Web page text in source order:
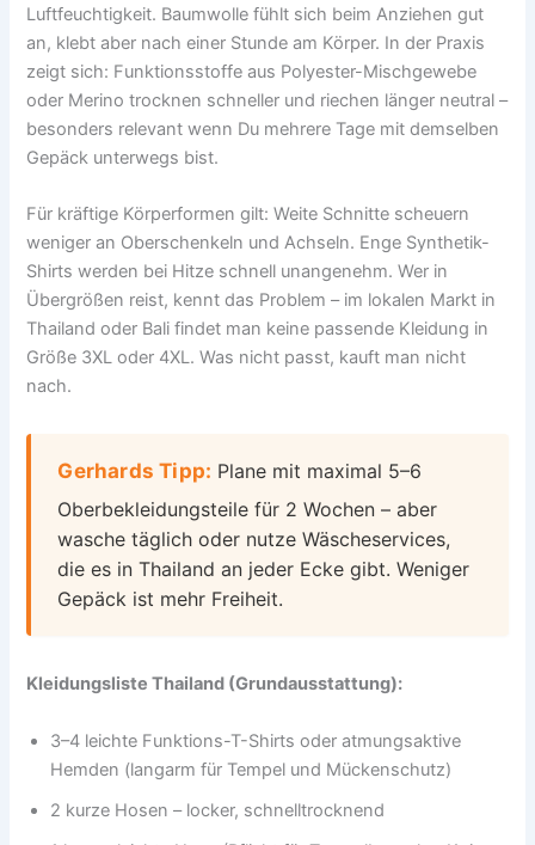
Luftfeuchtigkeit. Baumwolle fühlt sich beim Anziehen gut
an, klebt aber nach einer Stunde am Körper. In der Praxis
zeigt sich: Funktionsstoffe aus Polyester-Mischgewebe
oder Merino trocknen schneller und riechen länger neutral –
besonders relevant wenn Du mehrere Tage mit demselben
Gepäck unterwegs bist.
Für kräftige Körperformen gilt: Weite Schnitte scheuern
weniger an Oberschenkeln und Achseln. Enge Synthetik-
Shirts werden bei Hitze schnell unangenehm. Wer in
Übergrößen reist, kennt das Problem – im lokalen Markt in
Thailand oder Bali findet man keine passende Kleidung in
Größe 3XL oder 4XL. Was nicht passt, kauft man nicht
nach.
Gerhards Tipp: Plane mit maximal 5–6
Oberbekleidungsteile für 2 Wochen – aber
wasche täglich oder nutze Wäscheservices,
die es in Thailand an jeder Ecke gibt. Weniger
Gepäck ist mehr Freiheit.
Kleidungsliste Thailand (Grundausstattung):
3–4 leichte Funktions-T-Shirts oder atmungsaktive
Hemden (langarm für Tempel und Mückenschutz)
2 kurze Hosen – locker, schnelltrocknend